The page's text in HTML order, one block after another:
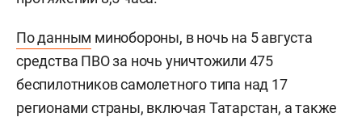
По данным минобороны, в ночь на 5 августа
средства ПВО за ночь уничтожили 475
беспилотников самолетного типа над 17
регионами страны, включая Татарстан, а также